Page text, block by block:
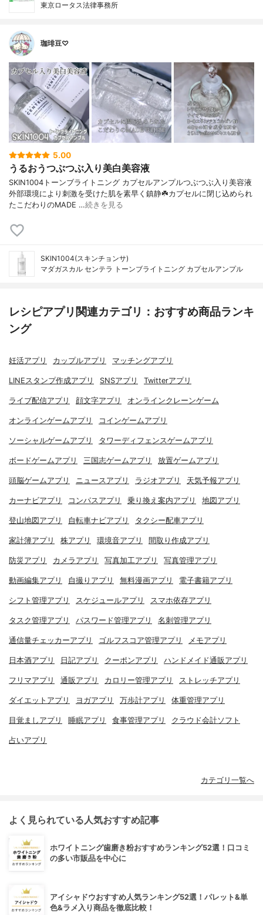
東京ロータス法律事務所
珈琲豆♡
5.00
うるおうつぶつぶ入り美白美容液
SKIN1004トーンブライトニング カプセルアンプルつぶつぶ入り美容液
外部環境により刺激を受けた肌を素早く鎮静☘️カプセルに閉じ込められ
たこだわりのMADE …続きを見る
SKIN1004(スキンチョンサ)
マダガスカル センテラ トーンブライトニング カプセルアンプル
レシピアプリ関連カテゴリ：おすすめ商品ランキ
ング
妊活アプリ カップルアプリ マッチングアプリ
LINEスタンプ作成アプリ SNSアプリ Twitterアプリ
ライブ配信アプリ 顔文字アプリ オンラインクレーンゲーム
オンラインゲームアプリ コインゲームアプリ
ソーシャルゲームアプリ タワーディフェンスゲームアプリ
ボードゲームアプリ 三国志ゲームアプリ 放置ゲームアプリ
頭脳ゲームアプリ ニュースアプリ ラジオアプリ 天気予報アプリ
カーナビアプリ コンパスアプリ 乗り換え案内アプリ 地図アプリ
登山地図アプリ 自転車ナビアプリ タクシー配車アプリ
家計簿アプリ 株アプリ 環境音アプリ 間取り作成アプリ
防災アプリ カメラアプリ 写真加工アプリ 写真管理アプリ
動画編集アプリ 自撮りアプリ 無料漫画アプリ 電子書籍アプリ
シフト管理アプリ スケジュールアプリ スマホ依存アプリ
タスク管理アプリ パスワード管理アプリ 名刺管理アプリ
通信量チェッカーアプリ ゴルフスコア管理アプリ メモアプリ
日本酒アプリ 日記アプリ クーポンアプリ ハンドメイド通販アプリ
フリマアプリ 通販アプリ カロリー管理アプリ ストレッチアプリ
ダイエットアプリ ヨガアプリ 万歩計アプリ 体重管理アプリ
目覚ましアプリ 睡眠アプリ 食事管理アプリ クラウド会計ソフト
占いアプリ
カテゴリ一覧へ
よく見られている人気おすすめ記事
ホワイトニング歯磨き粉おすすめランキング52選！口コミ
の多い市販品を中心に
アイシャドウおすすめ人気ランキング52選！パレット&単
色&ラメ入り商品を徹底比較！